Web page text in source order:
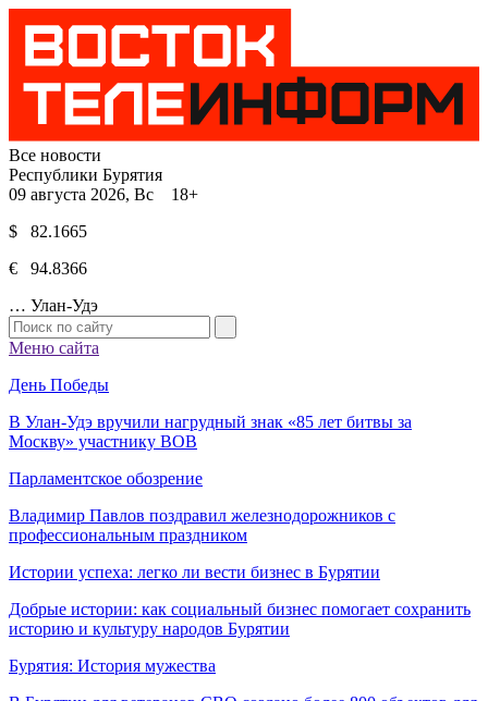
Все новости
Республики Бурятия
09 августа 2026, Вс 18+
$ 82.1665
€ 94.8366
… Улан-Удэ
Меню сайта
День Победы
В Улан-Удэ вручили нагрудный знак «85 лет битвы за
Москву» участнику ВОВ
Парламентское обозрение
Владимир Павлов поздравил железнодорожников с
профессиональным праздником
Истории успеха: легко ли вести бизнес в Бурятии
Добрые истории: как социальный бизнес помогает сохранить
историю и культуру народов Бурятии
Бурятия: История мужества